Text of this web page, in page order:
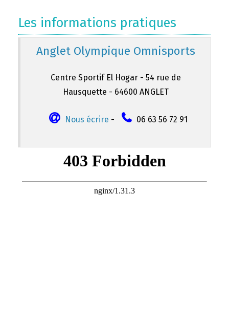
Les informations pratiques
Anglet Olympique Omnisports
Centre Sportif El Hogar - 54 rue de
Hausquette - 64600 ANGLET
Nous écrire - 06 63 56 72 91